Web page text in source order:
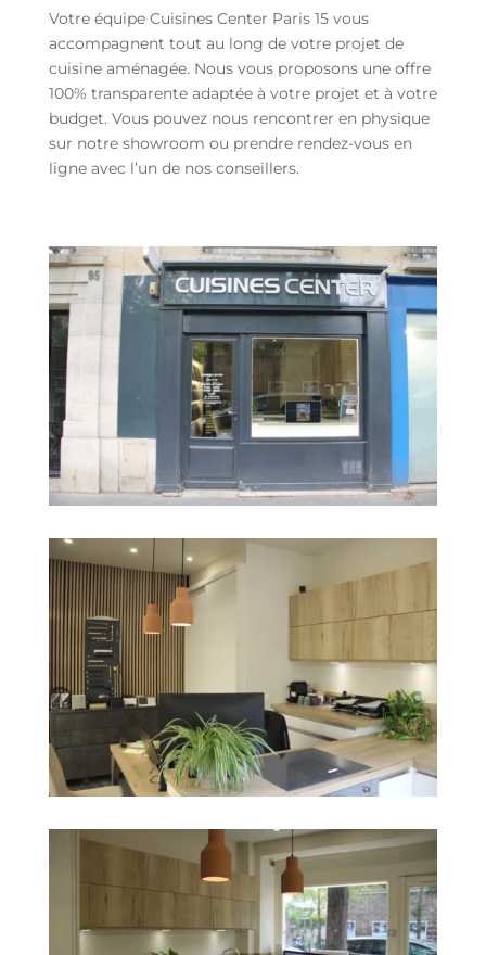
Votre équipe Cuisines Center Paris 15 vous
accompagnent tout au long de votre projet de
cuisine aménagée. Nous vous proposons une offre
100% transparente adaptée à votre projet et à votre
budget. Vous pouvez nous rencontrer en physique
sur notre showroom ou prendre rendez-vous en
ligne avec l’un de nos conseillers.